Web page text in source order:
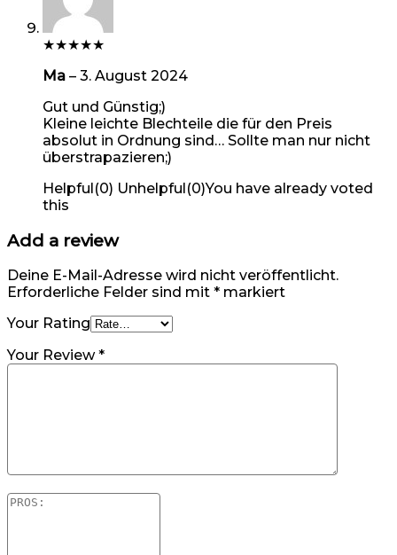
★★★★★
Ma – 3. August 2024
Gut und Günstig;)
Kleine leichte Blechteile die für den Preis
absolut in Ordnung sind… Sollte man nur nicht
überstrapazieren;)
Helpful(0) Unhelpful(0)You have already voted
this
Add a review
Deine E-Mail-Adresse wird nicht veröffentlicht.
Erforderliche Felder sind mit * markiert
Your Rating
Your Review*